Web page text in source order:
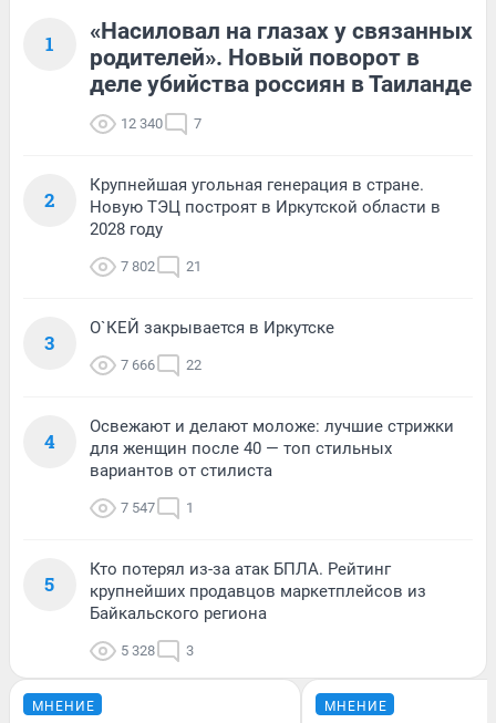
1
«Насиловал на глазах у связанных
родителей». Новый поворот в
деле убийства россиян в Таиланде
12 340 7
2
Крупнейшая угольная генерация в стране.
Новую ТЭЦ построят в Иркутской области в
2028 году
7 802 21
3
О`КЕЙ закрывается в Иркутске
7 666 22
4
Освежают и делают моложе: лучшие стрижки
для женщин после 40 — топ стильных
вариантов от стилиста
7 547 1
5
Кто потерял из-за атак БПЛА. Рейтинг
крупнейших продавцов маркетплейсов из
Байкальского региона
5 328 3
МНЕНИЕ МНЕНИЕ